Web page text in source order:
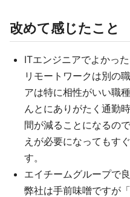
改めて感じたこと
ITエンジニアでよかった
リモートワークは別の
アは特に相性がいい職
んとにありがたく通勤
間が減ることになるの
えが必要になってもす
す。
エイチームグループで
弊社は手前味噌ですが